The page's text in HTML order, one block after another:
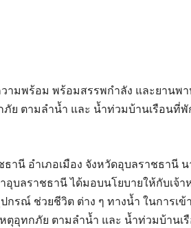
ามพร้อม พร้อมสรรพกำลัง และยานพา
ย ตามลำน้ำ และ น้ำท่วมบ้านเรือนที่พั
านี อำเภอเมือง จังหวัดอุบลราชธานี
บลราชธานี ได้มอบนโยบายให้กับเจ้
รณ์ ช่วยชีวิต ต่าง ๆ ทางน้ำ ในการเข้
ตุอุทกภัย ตามลำน้ำ และ น้ำท่วมบ้านเ